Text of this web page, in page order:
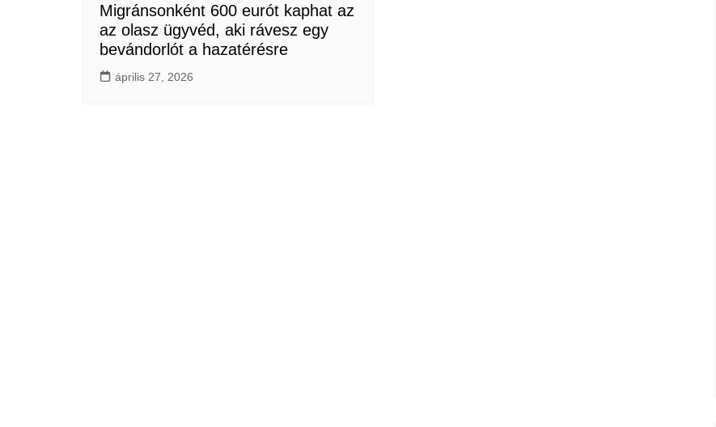
Migránsonként 600 eurót kaphat az
az olasz ügyvéd, aki rávesz egy
bevándorlót a hazatérésre
április 27, 2026